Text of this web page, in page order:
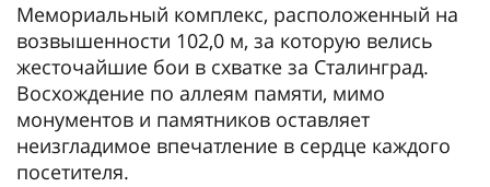
Мемориальный комплекс, расположенный на
возвышенности 102,0 м, за которую велись
жесточайшие бои в схватке за Сталинград.
Восхождение по аллеям памяти, мимо
монументов и памятников оставляет
неизгладимое впечатление в сердце каждого
посетителя.